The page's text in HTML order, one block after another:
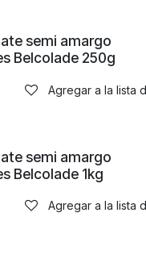
semi amargo
Belcolade 250g
Agregar a la lista
semi amargo
Belcolade 1kg
Agregar a la lista